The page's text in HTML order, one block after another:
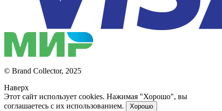
© Brand Collector, 2025
Наверх
Этот сайт использует cookies. Нажимая "Хорошо", вы
соглашаетесь с их использованием.
Хорошо